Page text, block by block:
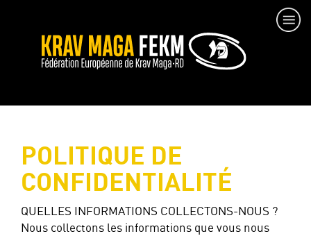
POLITIQUE DE
CONFIDENTIALITÉ
QUELLES INFORMATIONS COLLECTONS-NOUS ?
Nous collectons les informations que vous nous